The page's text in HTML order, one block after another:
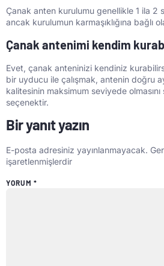
Çanak anten kurulumu genellikle 1 ila 2
ancak kurulumun karmaşıklığına bağlı
Çanak antenimi kendim
Evet, çanak anteninizi kendiniz
bir uyducu ile çalışmak, antenin doğru
kalitesinin maksimum seviyede
seçenektir.
Bir yanıt yazın
E-posta adresiniz yayınlanmayacak.
işaretlenmişlerdir
YORUM *